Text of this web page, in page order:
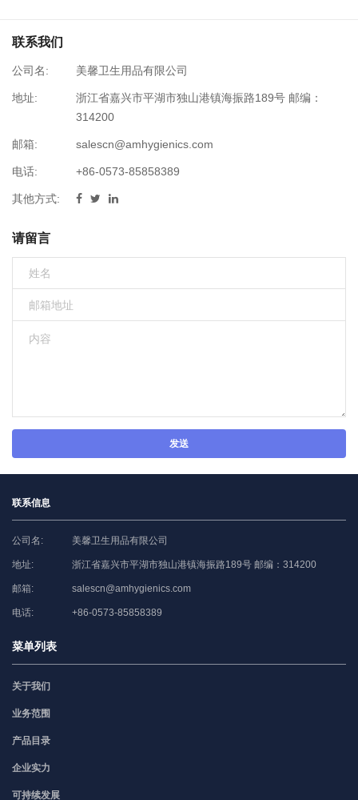
联系我们
公司名: 美馨卫生用品有限公司
地址:
浙江省嘉兴市平湖市独山港镇海振路189号 邮编：
314200
邮箱: salescn@amhygienics.com
电话: +86-0573-85858389
其他方式:
请留言
发送
联系信息
公司名: 美馨卫生用品有限公司
地址: 浙江省嘉兴市平湖市独山港镇海振路189号 邮编：314200
邮箱: salescn@amhygienics.com
电话: +86-0573-85858389
菜单列表
关于我们
业务范围
产品目录
企业实力
可持续发展